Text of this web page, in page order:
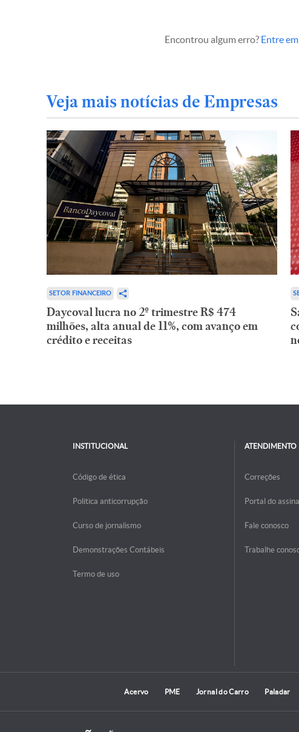
Encontrou algum erro? Entre
Veja mais notícias de Empresas
SETOR FINANCEIRO
Daycoval lucra no 2º trimestre R$ 474
milhões, alta anual de 11%, com avanço em
crédito e receitas
INSTITUCIONAL
Código de ética
Politica anticorrupção
Curso de jornalismo
Demonstrações Contábeis
Termo de uso
ATENDIMENTO
Correções
Portal do
Fale conosco
Trabalhe
Acervo PME Jornal do Carro Paladar